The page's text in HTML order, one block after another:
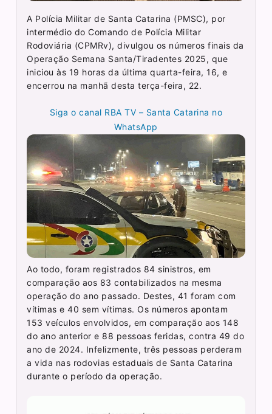
A Polícia Militar de Santa Catarina (PMSC), por
intermédio do Comando de Polícia Militar
Rodoviária (CPMRv), divulgou os números finais da
Operação Semana Santa/Tiradentes 2025, que
iniciou às 19 horas da última quarta-feira, 16, e
encerrou na manhã desta terça-feira, 22.
Siga o canal RBA TV – Santa Catarina no
WhatsApp
Ao todo, foram registrados 84 sinistros, em
comparação aos 83 contabilizados na mesma
operação do ano passado. Destes, 41 foram com
vítimas e 40 sem vítimas. Os números apontam
153 veículos envolvidos, em comparação aos 148
do ano anterior e 88 pessoas feridas, contra 49 do
ano de 2024. Infelizmente, três pessoas perderam
a vida nas rodovias estaduais de Santa Catarina
durante o período da operação.